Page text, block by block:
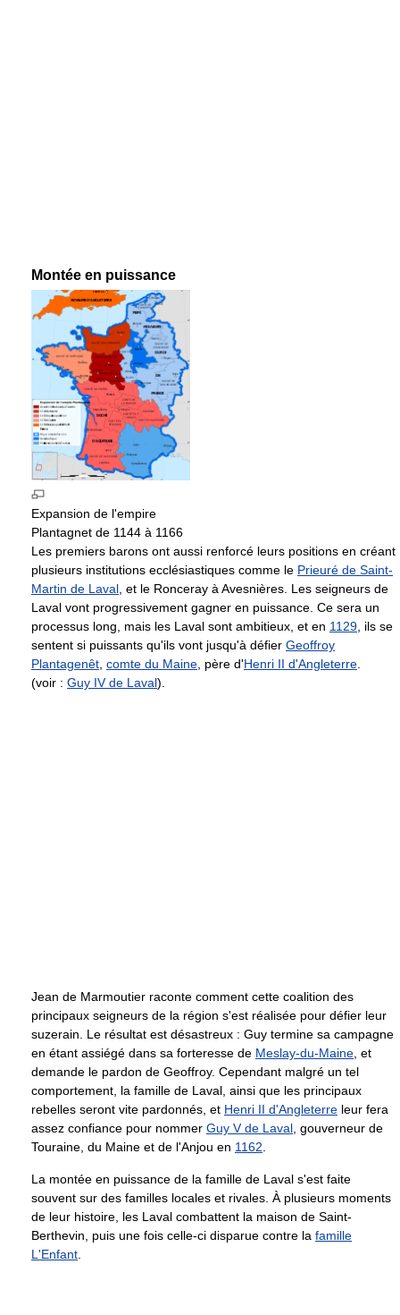
Montée en puissance
Expansion de l'empire
Plantagnet de 1144 à 1166
Les premiers barons ont aussi renforcé leurs positions en créant
plusieurs institutions ecclésiastiques comme le Prieuré de Saint-
Martin de Laval, et le Ronceray à Avesnières. Les seigneurs de
Laval vont progressivement gagner en puissance. Ce sera un
processus long, mais les Laval sont ambitieux, et en 1129, ils se
sentent si puissants qu'ils vont jusqu'à défier Geoffroy
Plantagenêt, comte du Maine, père d'Henri II d'Angleterre.
(voir : Guy IV de Laval).
Jean de Marmoutier raconte comment cette coalition des
principaux seigneurs de la région s'est réalisée pour défier leur
suzerain. Le résultat est désastreux : Guy termine sa campagne
en étant assiégé dans sa forteresse de Meslay-du-Maine, et
demande le pardon de Geoffroy. Cependant malgré un tel
comportement, la famille de Laval, ainsi que les principaux
rebelles seront vite pardonnés, et Henri II d'Angleterre leur fera
assez confiance pour nommer Guy V de Laval, gouverneur de
Touraine, du Maine et de l'Anjou en 1162.
La montée en puissance de la famille de Laval s'est faite
souvent sur des familles locales et rivales. À plusieurs moments
de leur histoire, les Laval combattent la maison de Saint-
Berthevin, puis une fois celle-ci disparue contre la famille
L'Enfant.